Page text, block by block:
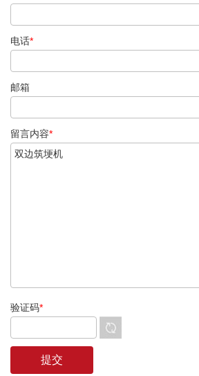
电话*
邮箱
留言内容*
验证码*